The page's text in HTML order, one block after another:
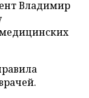
Владимир